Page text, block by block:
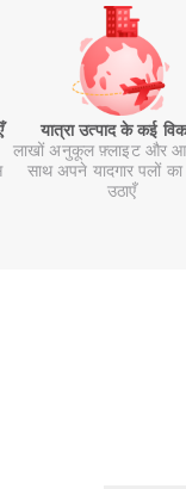
यात्रा उत्पाद के कई
लाखों अनुकूल फ़्लाइट और
साथ अपने यादगार पलों
उठाएँ